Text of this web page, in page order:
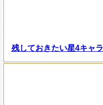
残しておきたい星4キャラ